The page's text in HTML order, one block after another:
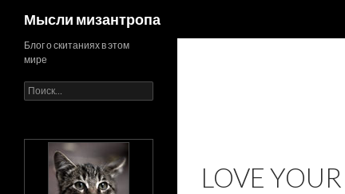
Мысли мизантропа
LOVE
Блог о скитаниях в этом
мире
Найти: